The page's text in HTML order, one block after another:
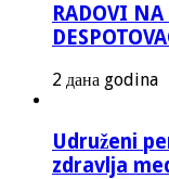
RADOVI
2 дана godina
Udruženi
zdravlja